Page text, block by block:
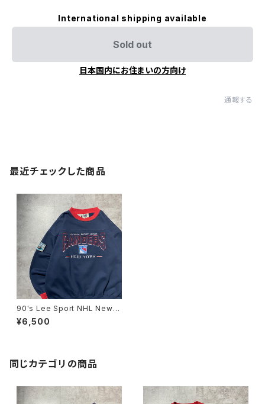
International shipping available
Sold out
日本国内にお住まいの方向け
通報する
最近チェックした商品
90's Lee Sport NHL New Y
ork RANGERS ホッケー ニュ
ーヨークレンジャーズ 刺繍ロ
¥6,500
同じカテゴリの商品